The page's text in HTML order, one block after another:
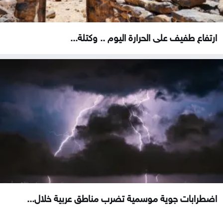
ارتفاع طفيف على الحرارة اليوم .. وكتلة...
اضطرابات جوية موسمية تضرب مناطق عربية خلال...